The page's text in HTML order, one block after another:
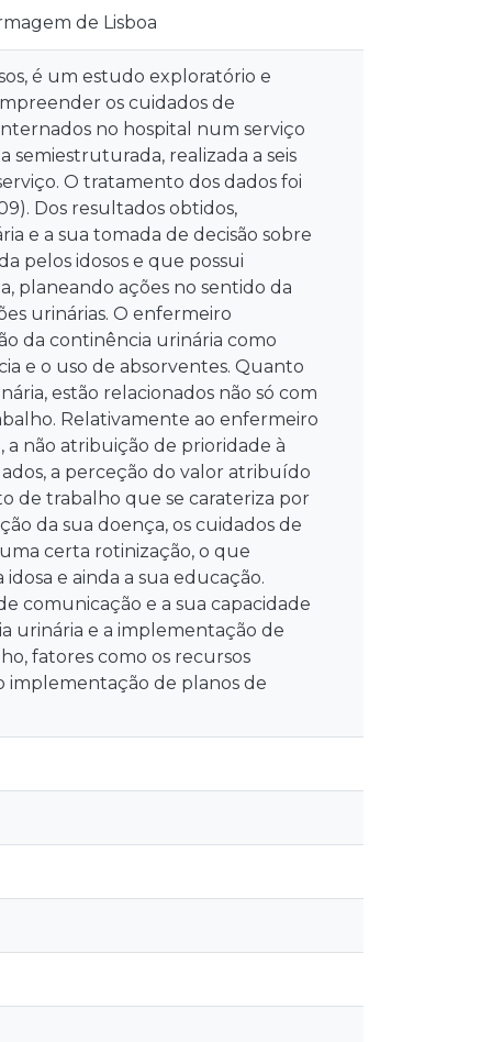
de Lisboa
é um estudo exploratório e
os cuidados de
no hospital num serviço
semiestruturada, realizada a seis
O tratamento dos dados foi
Dos resultados obtidos,
e a sua tomada de decisão sobre
pelos idosos e que possui
planeando ações no sentido da
urinárias. O enfermeiro
da continência urinária como
e o uso de absorventes. Quanto
estão relacionados não só com
Relativamente ao enfermeiro
a não atribuição de prioridade à
a perceção do valor atribuído
de trabalho que se carateriza por
da sua doença, os cuidados de
certa rotinização, o que
e ainda a sua educação.
comunicação e a sua capacidade
urinária e a implementação de
fatores como os recursos
implementação de planos de